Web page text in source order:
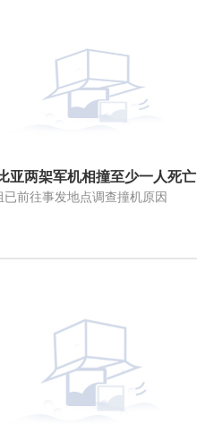
亚两架军机相撞至少一人死亡
已前往事发地点调查撞机原因